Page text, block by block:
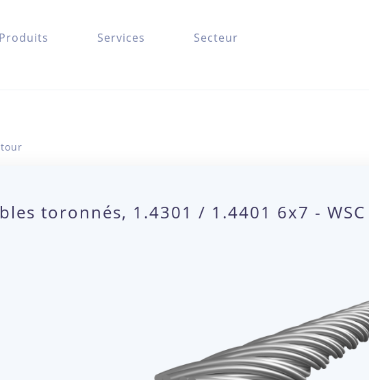
Produits Services Secteur
toronnés, 1.4301 / 1.4401 6x7 -